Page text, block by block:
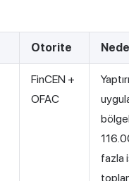
Otorite
FinCEN +
OFAC
fazla